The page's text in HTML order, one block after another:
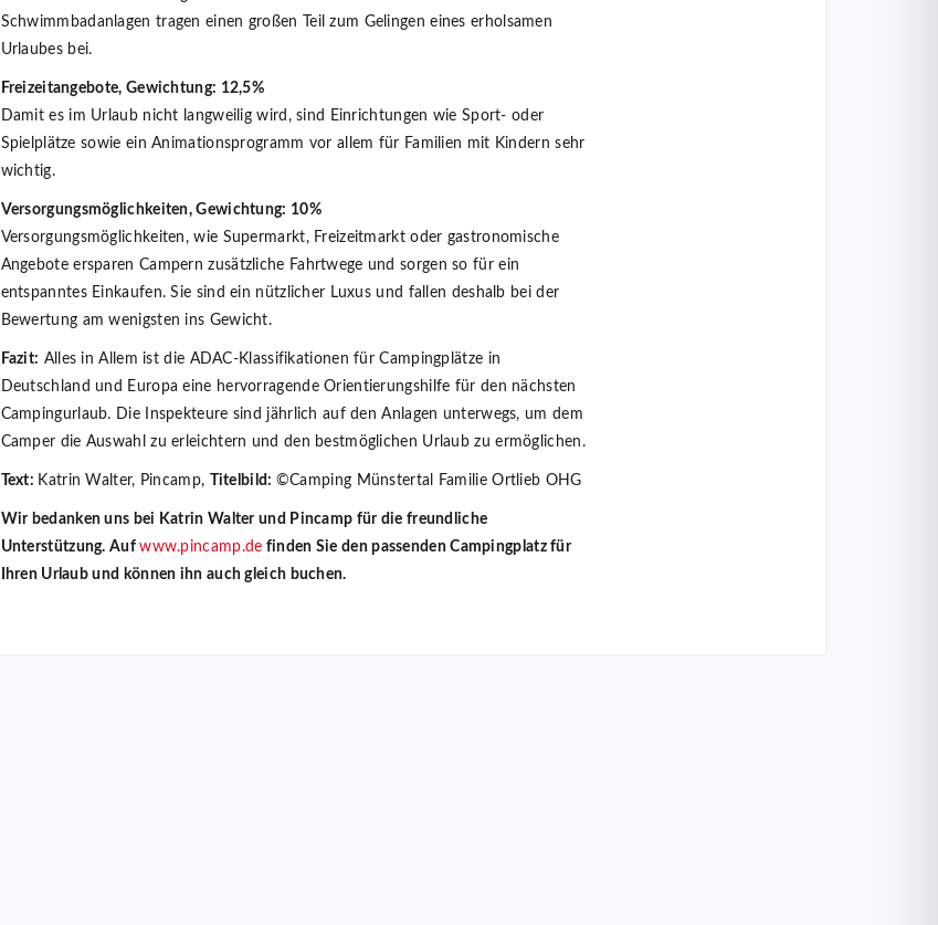
Schwimmbadanlagen tragen einen großen Teil zum Gelingen eines erholsamen
Urlaubes bei.
Freizeitangebote, Gewichtung: 12,5%
Damit es im Urlaub nicht langweilig wird, sind Einrichtungen wie Sport- oder
Spielplätze sowie ein Animationsprogramm vor allem für Familien mit Kindern sehr
wichtig.
Versorgungsmöglichkeiten, Gewichtung: 10%
Versorgungsmöglichkeiten, wie Supermarkt, Freizeitmarkt oder gastronomische
Angebote ersparen Campern zusätzliche Fahrtwege und sorgen so für ein
entspanntes Einkaufen. Sie sind ein nützlicher Luxus und fallen deshalb bei der
Bewertung am wenigsten ins Gewicht.
Fazit: Alles in Allem ist die ADAC-Klassifikationen für Campingplätze in
Deutschland und Europa eine hervorragende Orientierungshilfe für den nächsten
Campingurlaub. Die Inspekteure sind jährlich auf den Anlagen unterwegs, um dem
Camper die Auswahl zu erleichtern und den bestmöglichen Urlaub zu ermöglichen.
Text: Katrin Walter, Pincamp, Titelbild: ©Camping Münstertal Familie Ortlieb OHG
Wir bedanken uns bei Katrin Walter und Pincamp für die freundliche
Unterstützung. Aufwww.pincamp.de finden Sie den passenden Campingplatz für
Ihren Urlaub und können ihn auch gleich buchen.